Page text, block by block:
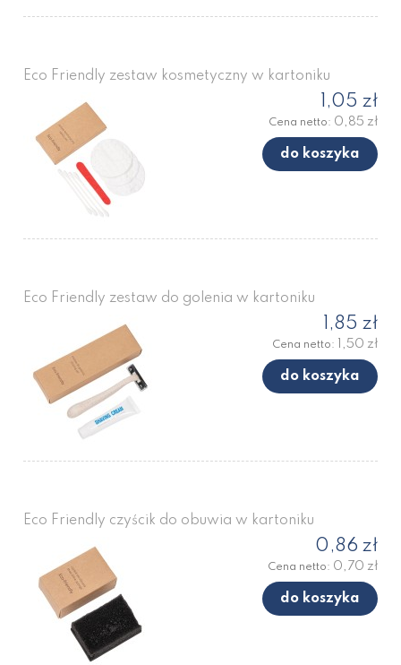
Eco Friendly zestaw kosmetyczny w kartoniku
1,05 zł
Cena netto: 0,85 zł
do koszyka
Eco Friendly zestaw do golenia w kartoniku
1,85 zł
Cena netto: 1,50 zł
do koszyka
Eco Friendly czyścik do obuwia w kartoniku
0,86 zł
Cena netto: 0,70 zł
do koszyka